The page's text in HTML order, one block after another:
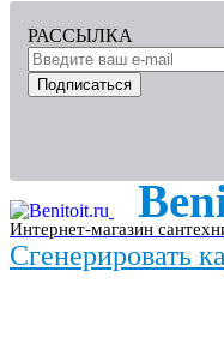
РАССЫЛКА
Подписаться
Интернет-магазин
Сгенерировать